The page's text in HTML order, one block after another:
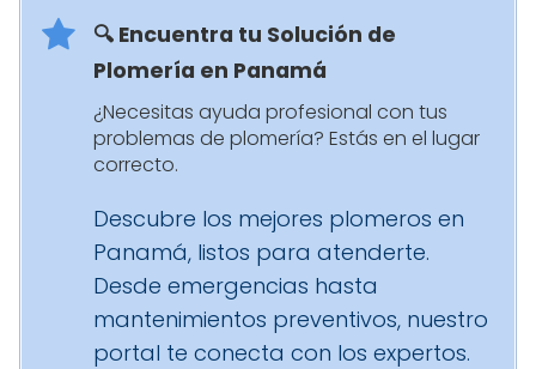
🔍 Encuentra tu Solución de
Plomería en Panamá
¿Necesitas ayuda profesional con tus
problemas de plomería? Estás en el lugar
correcto.
Descubre los mejores plomeros en
Panamá, listos para atenderte.
Desde emergencias hasta
mantenimientos preventivos, nuestro
portal te conecta con los expertos.